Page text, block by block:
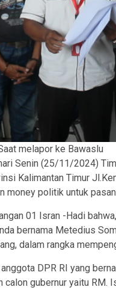
melapor ke Bawaslu
Senin (25/11/2024)
Kalimantan Timur
money politik untuk
01 Isran -Hadi
bernama Metedius
dalam rangka
DPR RI yang
gubernur yaitu RM.